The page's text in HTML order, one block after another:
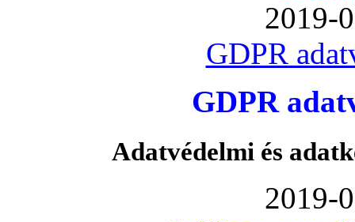
2019-
GDPR
GDPR
Adatvédelmi és
2019-